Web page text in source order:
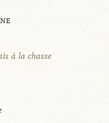
à la chasse